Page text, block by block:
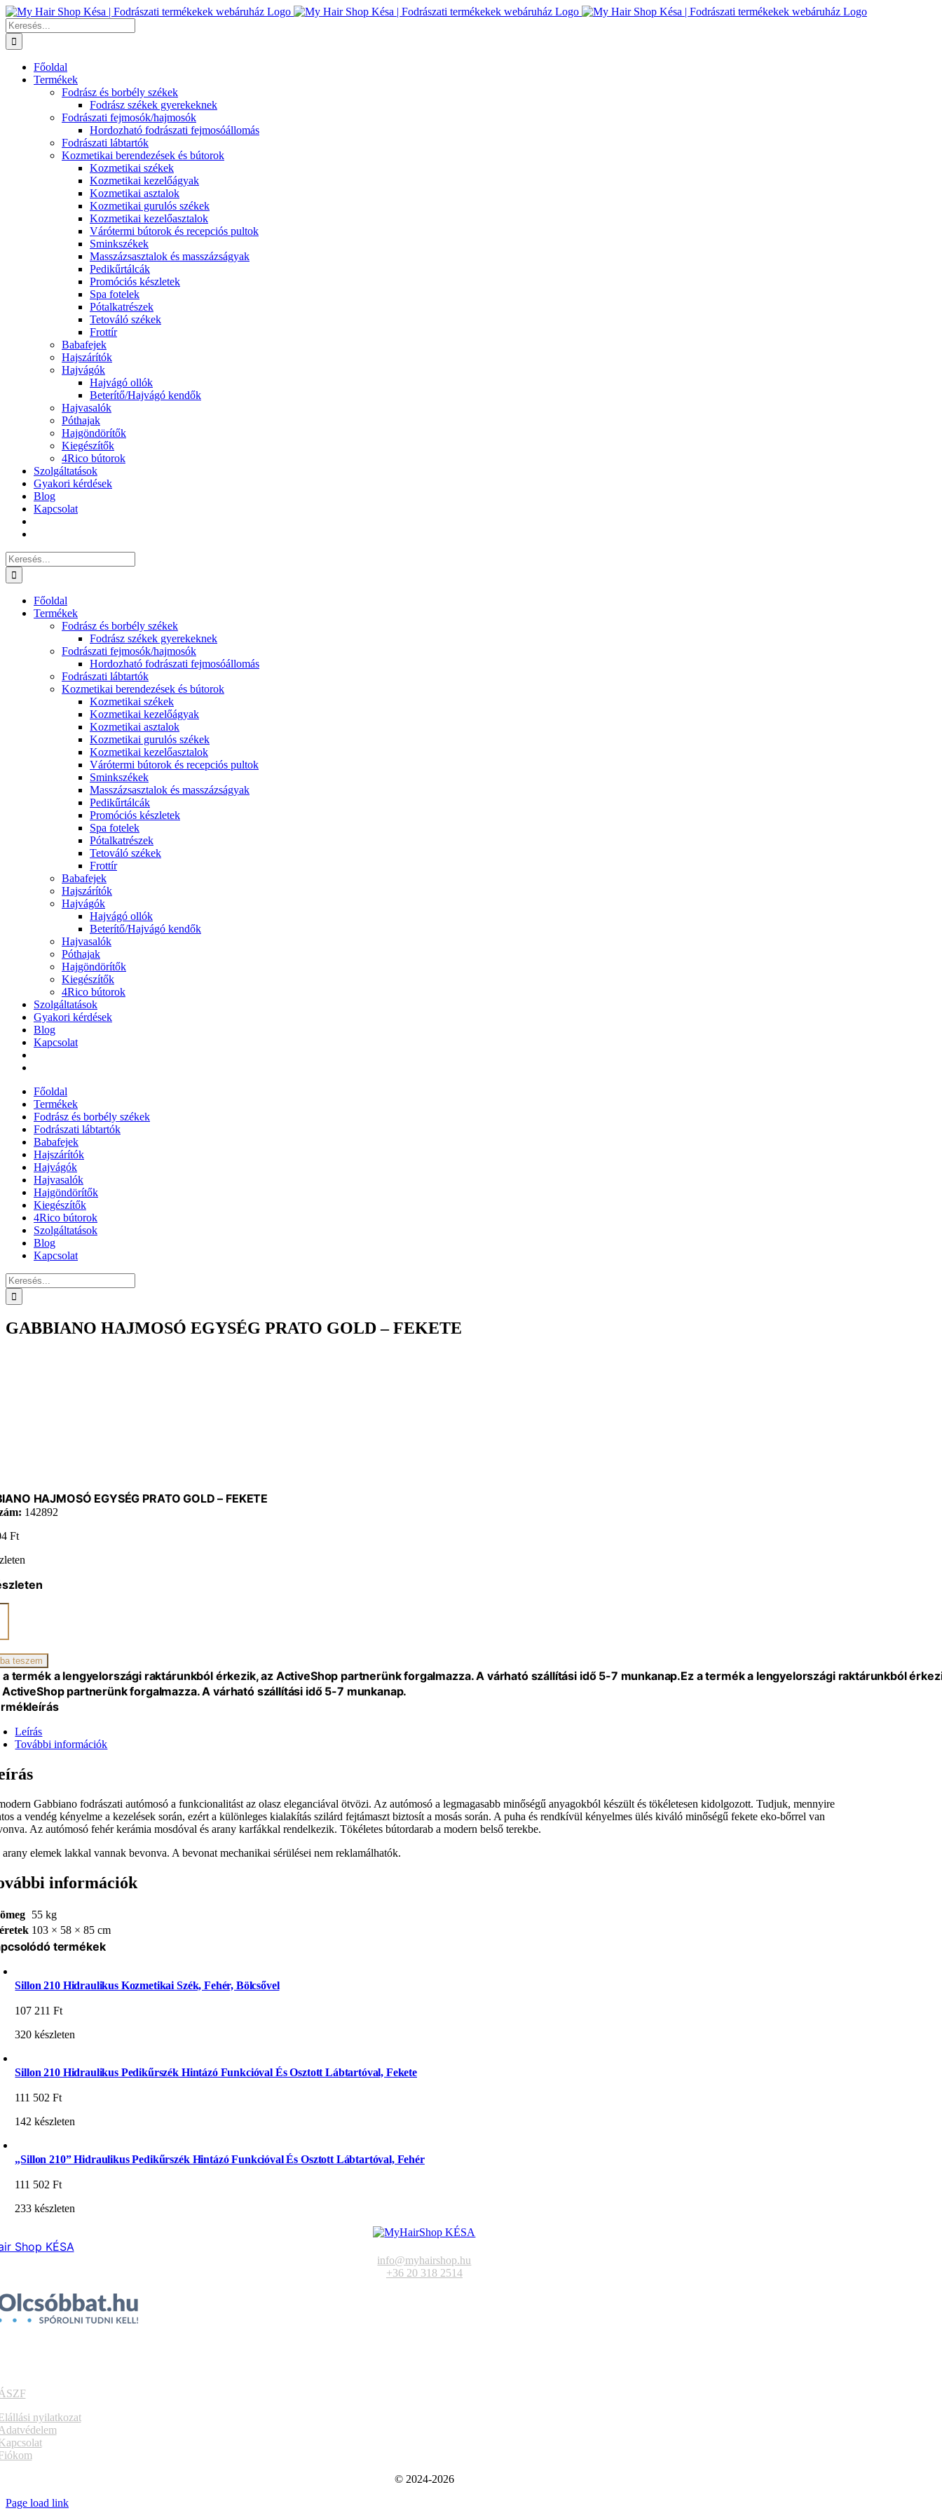
Kihagyás
Keresés...
Főoldal
Termékek
Fodrász és borbély székek
Fodrász székek gyerekeknek
Fodrászati fejmosók/hajmosók
Hordozható fodrászati fejmosóállomás
Fodrászati lábtartók
Kozmetikai berendezések és bútorok
Kozmetikai székek
Kozmetikai kezelőágyak
Kozmetikai asztalok
Kozmetikai gurulós székek
Kozmetikai kezelőasztalok
Várótermi bútorok és recepciós pultok
Sminkszékek
Masszázsasztalok és masszázságyak
Pedikűrtálcák
Promóciós készletek
Spa fotelek
Pótalkatrészek
Tetováló székek
Frottír
Babafejek
Hajszárítók
Hajvágók
Hajvágó ollók
Beterítő/Hajvágó kendők
Hajvasalók
Póthajak
Hajgöndörítők
Kiegészítők
4Rico bútorok
Szolgáltatások
Gyakori kérdések
Blog
Kapcsolat
Keresés...
Főoldal
Termékek
Fodrász és borbély székek
Fodrász székek gyerekeknek
Fodrászati fejmosók/hajmosók
Hordozható fodrászati fejmosóállomás
Fodrászati lábtartók
Kozmetikai berendezések és bútorok
Kozmetikai székek
Kozmetikai kezelőágyak
Kozmetikai asztalok
Kozmetikai gurulós székek
Kozmetikai kezelőasztalok
Várótermi bútorok és recepciós pultok
Sminkszékek
Masszázsasztalok és masszázságyak
Pedikűrtálcák
Promóciós készletek
Spa fotelek
Pótalkatrészek
Tetováló székek
Frottír
Babafejek
Hajszárítók
Hajvágók
Hajvágó ollók
Beterítő/Hajvágó kendők
Hajvasalók
Póthajak
Hajgöndörítők
Kiegészítők
4Rico bútorok
Szolgáltatások
Gyakori kérdések
Blog
Kapcsolat
Főoldal
Termékek
Fodrász és borbély székek
Fodrászati lábtartók
Babafejek
Hajszárítók
Hajvágók
Hajvasalók
Hajgöndörítők
Kiegészítők
4Rico bútorok
Szolgáltatások
Blog
Kapcsolat
Keresés...
GABBIANO HAJMOSÓ EGYSÉG PRATO GOLD – FEKETE
HAJMOSÓ EGYSÉG PRATO GOLD – FEKETE
142892
Ft
teszem
a termék a lengyelországi raktárunkból érkezik, az ActiveShop partnerünk forgalmazza. A várható szállítási idő 5-7 munkanap.Ez a termék a lengyelországi raktárunkból
ActiveShop partnerünk forgalmazza. A várható szállítási idő 5-7 munkanap.
Leírás
További információk
Gabbiano fodrászati ​​autómosó a funkcionalitást az olasz eleganciával ötvözi. Az autómosó a legmagasabb minőségű anyagokból készült és tökéletesen kidolgozott. Tudjuk, mennyire
a vendég kényelme a kezelések során, ezért a különleges kialakítás szilárd fejtámaszt biztosít a mosás során. A puha és rendkívül kényelmes ülés kiváló minőségű fekete eko-bőrrel van
Az autómosó fehér kerámia mosdóval és arany karfákkal rendelkezik. Tökéletes bútordarab a modern belső terekbe.
elemek lakkal vannak bevonva. A bevonat mechanikai sérülései nem reklamálhatók.
információk
55 kg
103 × 58 × 85 cm
termékek
Sillon 210 Hidraulikus Kozmetikai Szék, Fehér, Bölcsővel
107 211Ft
320 készleten
Sillon 210 Hidraulikus Pedikűrszék Hintázó Funkcióval És Osztott Lábtartóval, Fekete
111 502Ft
142 készleten
„Sillon 210” Hidraulikus Pedikűrszék Hintázó Funkcióval És Osztott Lábtartóval, Fehér
111 502Ft
233 készleten
Shop KÉSA
info@myhairshop.hu
+36 20 318 2514
nyilatkozat
© 2024-2026
Page load link